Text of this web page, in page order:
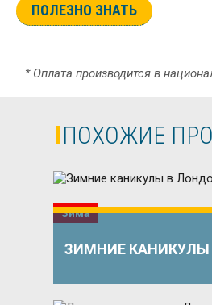
ПОЛЕЗНО ЗНАТЬ
* Оплата производится в
ПОХОЖИЕ
Зима
ЗИМНИЕ